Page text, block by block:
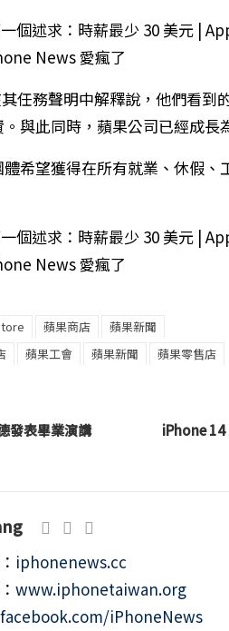
任務聲明中解釋說，他們看到
與此同時，蘋果公司已經成長
希望獲得在所有就業、休假
蘋果商店 蘋果新聞
蘋果工會 蘋果新聞 蘋果零售店
發表畢業演講
iPhone 14
iphonenews.cc
www.iphonetaiwan.org
facebook.com/iPhoneNews